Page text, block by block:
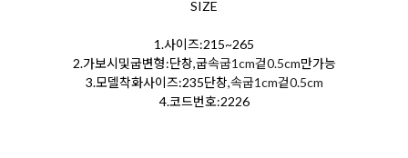
SIZE
1.사이즈:215~265
2.가보시및굽변형:단창,굽속굽1cm겉0.5cm만가능
3.모델착화사이즈:235단창,속굽1cm겉0.5cm
4.코드번호:2226